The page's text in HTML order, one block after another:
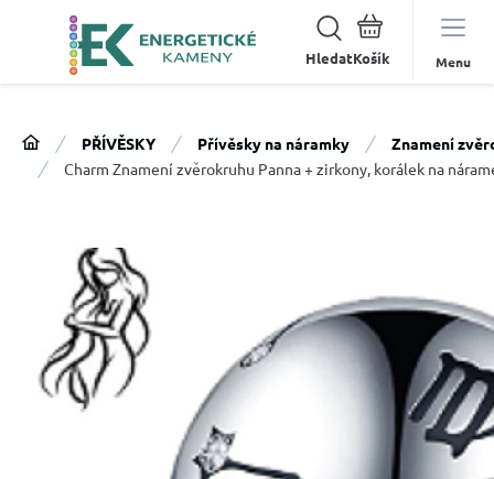
Hledat Menu
PŘÍVĚSKY Přívěsky na náramky
Znamení
Charm Znamení zvěrokruhu Panna + zirkony, korálek na